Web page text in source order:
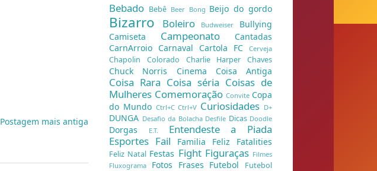
Postagem mais antiga
Bebado Bebê Beer Bong Beijo do gordo
Bizarro Boleiro Budweiser Bullying
Camiseta Campeonato
Cantadas
CarnArroio Carnaval Cartola FC Cerveja
Chapolin Colorado Charlie Harper Chaves
Chuck Norris Cinema Coisa Antiga
Coisa Rara Coisa séria Coisas de
Mulheres Comemoração Convite Copa
do Mundo Ctrl+C Ctrl+V Curiosidades D+
DUNGA Desafio da Bolacha Desfile Dicas Doodle
Dorgas E.T. Entendeste a Piada
Esportes Fail Familia Feliz Fatalities
Feliz Natal Festas Fight Figuraças Filmes
Fluxograma Fotos Frases Futebol
Futebol